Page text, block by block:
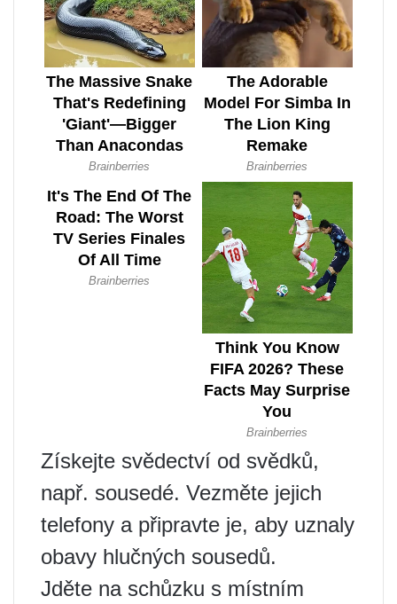
Získejte svědectví od svědků,
např. sousedé. Vezměte jejich
telefony a připravte je, aby uznaly
obavy hlučných sousedů.
Jděte na schůzku s místním